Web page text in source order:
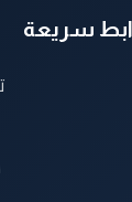
سريعة